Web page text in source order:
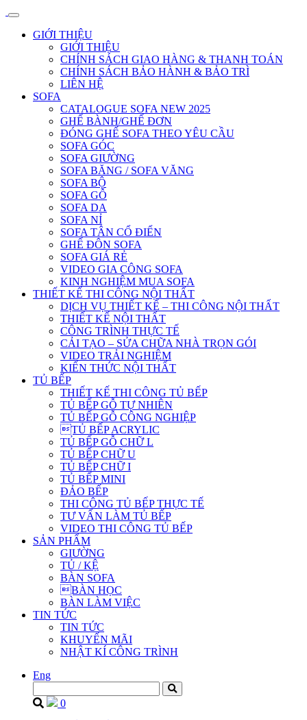
GIỚI THIỆU
GIỚI THIỆU
CHÍNH SÁCH GIAO HÀNG & THANH TOÁN
CHÍNH SÁCH BẢO HÀNH & BẢO TRÌ
LIÊN HỆ
SOFA
CATALOGUE SOFA NEW 2025
GHẾ BÀNH/GHẾ ĐƠN
ĐÓNG GHẾ SOFA THEO YÊU CẦU
SOFA GÓC
SOFA GIƯỜNG
SOFA BĂNG / SOFA VĂNG
SOFA BỘ
SOFA GỖ
SOFA DA
SOFA NỈ
SOFA TÂN CỔ ĐIỂN
GHẾ ĐÔN SOFA
SOFA GIÁ RẺ
VIDEO GIA CÔNG SOFA
KINH NGHIỆM MUA SOFA
THIẾT KẾ THI CÔNG NỘI THẤT
DỊCH VỤ THIẾT KẾ – THI CÔNG NỘI THẤT
THIẾT KẾ NỘI THẤT
CÔNG TRÌNH THỰC TẾ
CẢI TẠO – SỬA CHỮA NHÀ TRỌN GÓI
VIDEO TRẢI NGHIỆM
KIẾN THỨC NỘI THẤT
TỦ BẾP
THIẾT KẾ THI CÔNG TỦ BẾP
TỦ BẾP GỖ TỰ NHIÊN
TỦ BẾP GỖ CÔNG NGHIỆP
TỦ BẾP ACRYLIC
TỦ BẾP GỖ CHỮ L
TỦ BẾP CHỮ U
TỦ BẾP CHỮ I
TỦ BẾP MINI
ĐẢO BẾP
THI CÔNG TỦ BẾP THỰC TẾ
TƯ VẤN LÀM TỦ BẾP
VIDEO THI CÔNG TỦ BẾP
SẢN PHẨM
GIƯỜNG
TỦ / KỆ
BÀN SOFA
BÀN HỌC
BÀN LÀM VIỆC
TIN TỨC
TIN TỨC
KHUYẾN MÃI
NHẬT KÍ CÔNG TRÌNH
Eng
0